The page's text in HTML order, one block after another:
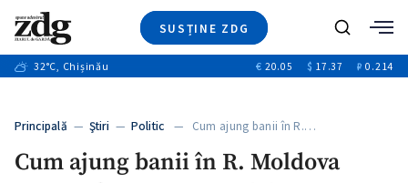
SUSȚINE ZDG
Ştiri
+11
Special
Caută
32°C, Chișinău € 20.05 $ 17.37 ₽ 0.214
Principală — Ştiri — Politic — Cum ajung banii în R.…
Cum ajung banii în R. Moldova